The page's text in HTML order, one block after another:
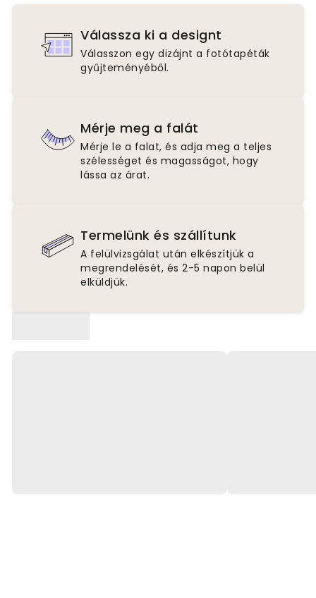
Válassza ki a designt
Válasszon egy dizájnt a fotótapéták
gyűjteményéből.
Mérje meg a falát
Mérje le a falat, és adja meg a teljes
szélességet és magasságot, hogy
lássa az árat.
Termelünk és szállítunk
A felülvizsgálat után elkészítjük a
megrendelését, és 2-5 napon belül
elküldjük.